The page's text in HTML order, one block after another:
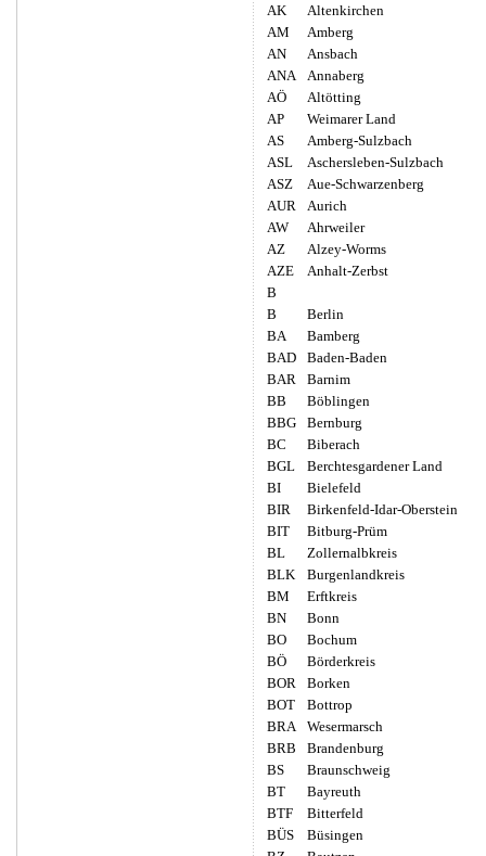
AK
Altenkirchen
AM
Amberg
AN
Ansbach
ANA
Annaberg
AÖ
Altötting
AP
Weimarer Land
AS
Amberg-Sulzbach
ASL
Aschersleben-Sulzbach
ASZ
Aue-Schwarzenberg
AUR
Aurich
AW
Ahrweiler
AZ
Alzey-Worms
AZE
Anhalt-Zerbst
B
B
Berlin
BA
Bamberg
BAD
Baden-Baden
BAR
Barnim
BB
Böblingen
BBG
Bernburg
BC
Biberach
BGL
Berchtesgardener Land
BI
Bielefeld
BIR
Birkenfeld-Idar-Oberstein
BIT
Bitburg-Prüm
BL
Zollernalbkreis
BLK
Burgenlandkreis
BM
Erftkreis
BN
Bonn
BO
Bochum
BÖ
Börderkreis
BOR
Borken
BOT
Bottrop
BRA
Wesermarsch
BRB
Brandenburg
BS
Braunschweig
BT
Bayreuth
BTF
Bitterfeld
BÜS
Büsingen